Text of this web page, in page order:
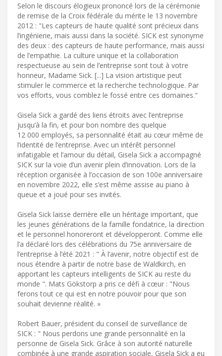
Selon le discours élogieux prononcé lors de la cérémonie
de remise de la Croix fédérale du mérite le 13 novembre
2012 : "Les capteurs de haute qualité sont précieux dans
l’ingénierie, mais aussi dans la société. SICK est synonyme
des deux : des capteurs de haute performance, mais aussi
de l’empathie. La culture unique et la collaboration
respectueuse au sein de l’entreprise sont tout à votre
honneur, Madame Sick. [...] La vision artistique peut
stimuler le commerce et la recherche technologique. Par
vos efforts, vous comblez le fossé entre ces domaines."
Gisela Sick a gardé des liens étroits avec l’entreprise
jusqu’à la fin, et pour bon nombre des quelque
12 000 employés, sa personnalité était au cœur même de
l’identité de l’entreprise. Avec un intérêt personnel
infatigable et l’amour du détail, Gisela Sick a accompagné
SICK sur la voie d’un avenir plein d’innovation. Lors de la
réception organisée à l’occasion de son 100e anniversaire
en novembre 2022, elle s’est même assise au piano à
queue et a joué pour ses invités.
Gisela Sick laisse derrière elle un héritage important, que
les jeunes générations de la famille fondatrice, la direction
et le personnel honoreront et développeront. Comme elle
l’a déclaré lors des célébrations du 75e anniversaire de
l’entreprise à l’été 2021 : " À l’avenir, notre objectif est de
nous étendre à partir de notre base de Waldkirch, en
apportant les capteurs intelligents de SICK au reste du
monde ". Mats Gökstorp a pris ce défi à cœur : "Nous
ferons tout ce qui est en notre pouvoir pour que son
souhait devienne réalité. »
Robert Bauer, président du conseil de surveillance de
SICK : " Nous perdons une grande personnalité en la
personne de Gisela Sick. Grâce à son autorité naturelle
combinée à une grande aspiration sociale, Gisela Sick a eu